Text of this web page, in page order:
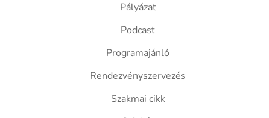
Pályázat
Podcast
Programajánló
Rendezvényszervezés
Szakmai cikk